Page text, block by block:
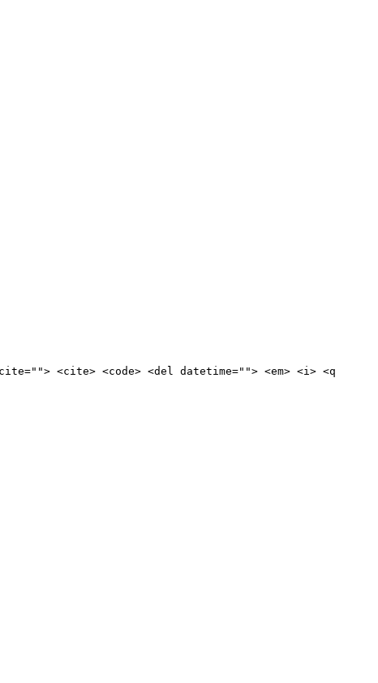
<cite> <code> <del datetime=""> <em> <i> <q